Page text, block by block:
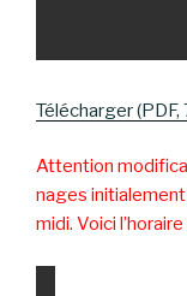
Télécharger (PDF,
Attention
nages
midi. Voici